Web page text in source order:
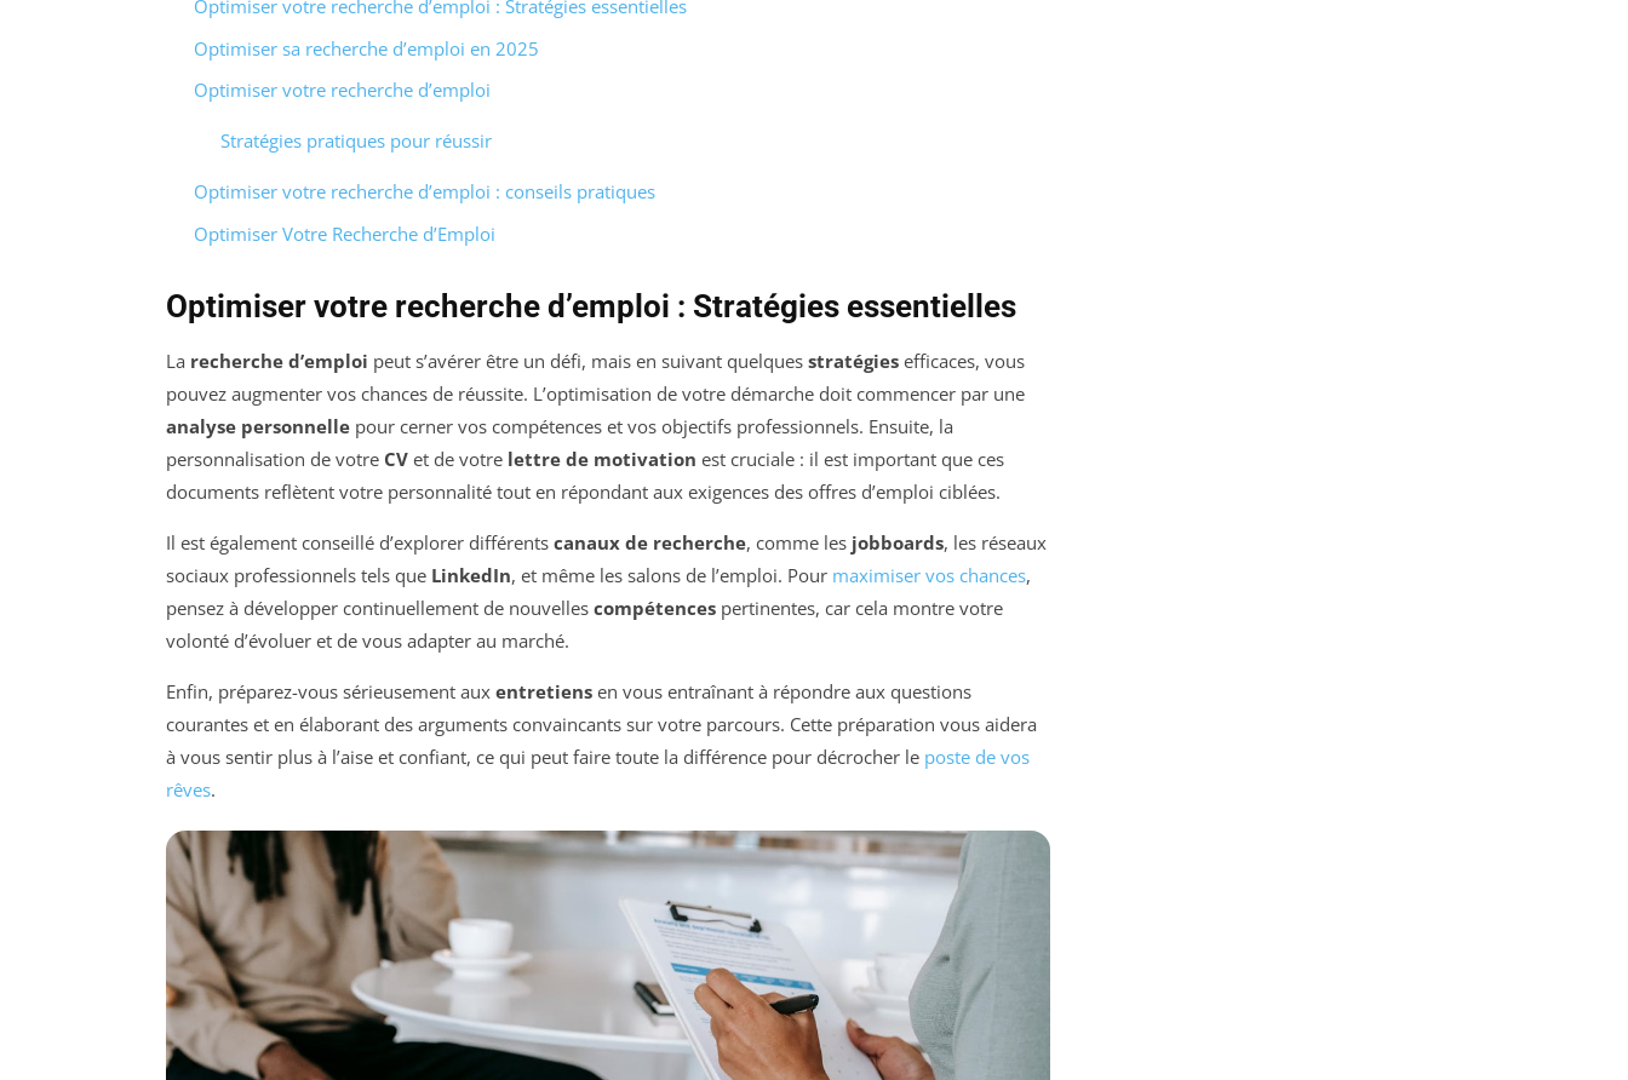
Optimiser votre recherche d’emploi : Stratégies essentielles
Optimiser sa recherche d’emploi en 2025
Optimiser votre recherche d’emploi
Stratégies pratiques pour réussir
Optimiser votre recherche d’emploi : conseils pratiques
Optimiser Votre Recherche d’Emploi
Optimiser votre recherche d’emploi : Stratégies essentielles
La recherche d’emploi peut s’avérer être un défi, mais en suivant quelques stratégies efficaces, vous
pouvez augmenter vos chances de réussite. L’optimisation de votre démarche doit commencer par une
analyse personnelle pour cerner vos compétences et vos objectifs professionnels. Ensuite, la
personnalisation de votre CV et de votre lettre de motivation est cruciale : il est important que ces
documents reflètent votre personnalité tout en répondant aux exigences des offres d’emploi ciblées.
Il est également conseillé d’explorer différents canaux de recherche, comme les jobboards, les réseaux
sociaux professionnels tels que LinkedIn, et même les salons de l’emploi. Pour maximiser vos chances,
pensez à développer continuellement de nouvelles compétences pertinentes, car cela montre votre
volonté d’évoluer et de vous adapter au marché.
Enfin, préparez-vous sérieusement aux entretiens en vous entraînant à répondre aux questions
courantes et en élaborant des arguments convaincants sur votre parcours. Cette préparation vous aidera
à vous sentir plus à l’aise et confiant, ce qui peut faire toute la différence pour décrocher le poste de vos
rêves.